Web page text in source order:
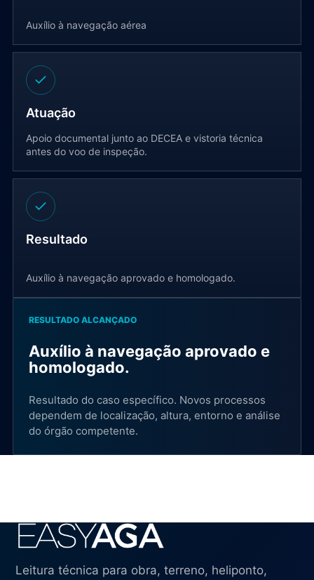
Auxílio à navegação aérea
Atuação
Apoio documental junto ao DECEA e vistoria técnica
antes do voo de inspeção.
Resultado
Auxílio à navegação aprovado e homologado.
RESULTADO ALCANÇADO
Auxílio à navegação aprovado e
homologado.
Resultado do caso específico. Novos processos
dependem de localização, altura, entorno e análise
do órgão competente.
Leitura técnica para obra, terreno, heliponto,